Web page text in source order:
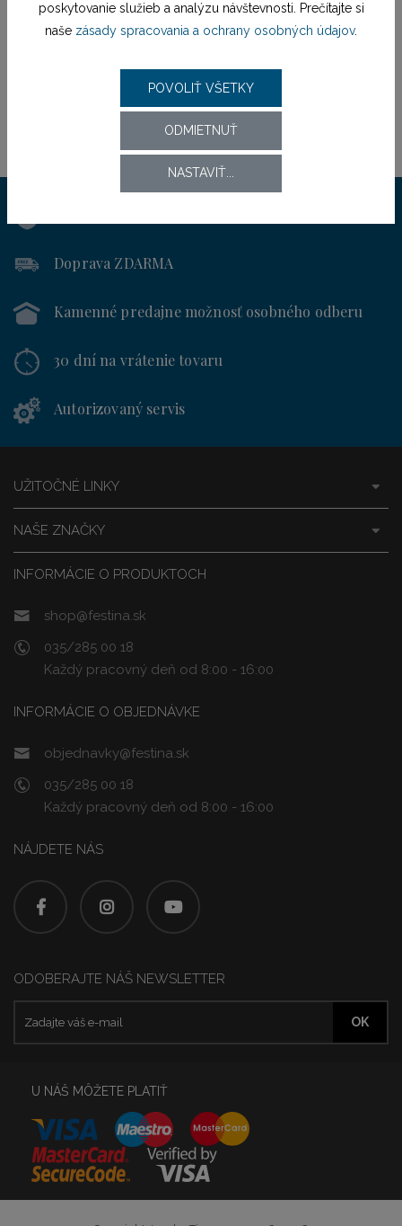
Doprava ZDARMA
Kamenné predajnemožnosť osobného odberu
30 dní na vrátenie tovaru
Autorizovaný servis
INFORMÁCIE O PRODUKTOCH
shop@festina.sk
035/285 00 18
Každý pracovný deň od 8:00 - 16:00
INFORMÁCIE O OBJEDNÁVKE
objednavky@festina.sk
035/285 00 18
Každý pracovný deň od 8:00 - 16:00
NAŠE ZNAČKY
UŽITOČNÉ LINKY
NÁJDETE NÁS
ODOBERAJTE NÁŠ NEWSLETTER
U NÁŠ MÔŽETE PLATIŤ
poskytovanie služieb a analýzu návštevnosti. Prečítajte si
naše zásady spracovania a ochrany osobných údajov.
POVOLIŤ VŠETKY
ODMIETNUŤ
NASTAVIŤ...